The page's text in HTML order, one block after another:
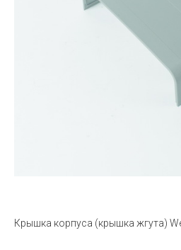
Крышка корпуса (крышка жгута)